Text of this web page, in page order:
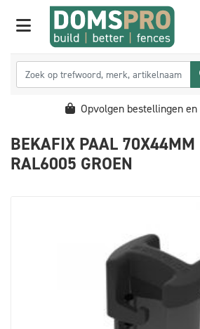
Opvolgen bestellingen
BEKAFIX PAAL
RAL6005 GROEN